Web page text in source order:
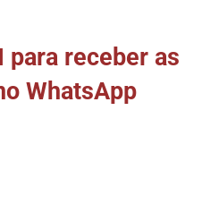
para receber as
WhatsApp